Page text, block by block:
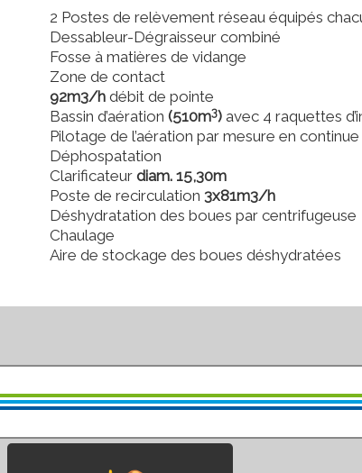
2 Postes de relèvement réseau équipés
Dessableur-Dégraisseur combiné
Fosse à matières de vidange
Zone de contact
92m3/h débit de pointe
Bassin d’aération (510m3) avec 4 raquettes
Pilotage de l’aération par mesure en
Déphospatation
Clarificateur diam. 15,30m
Poste de recirculation 3x81m3/h
Déshydratation des boues par centrifugeuse
Chaulage
Aire de stockage des boues déshydratées